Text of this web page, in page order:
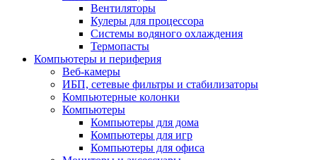
Вентиляторы
Кулеры для процессора
Системы водяного охлаждения
Термопасты
Компьютеры и периферия
Веб-камеры
ИБП, сетевые фильтры и стабилизаторы
Компьютерные колонки
Компьютеры
Компьютеры для дома
Компьютеры для игр
Компьютеры для офиса